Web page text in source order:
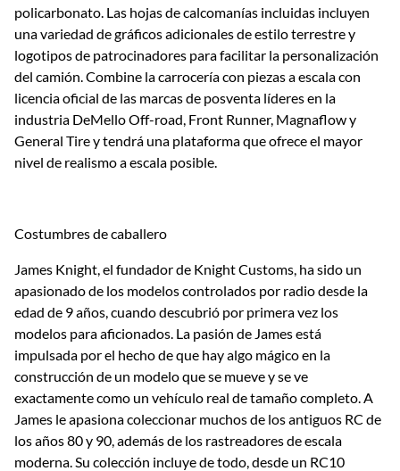
policarbonato. Las hojas de calcomanías incluidas incluyen
una variedad de gráficos adicionales de estilo terrestre y
logotipos de patrocinadores para facilitar la personalización
del camión. Combine la carrocería con piezas a escala con
licencia oficial de las marcas de posventa líderes en la
industria DeMello Off-road, Front Runner, Magnaflow y
General Tire y tendrá una plataforma que ofrece el mayor
nivel de realismo a escala posible.
Costumbres de caballero
James Knight, el fundador de Knight Customs, ha sido un
apasionado de los modelos controlados por radio desde la
edad de 9 años, cuando descubrió por primera vez los
modelos para aficionados. La pasión de James está
impulsada por el hecho de que hay algo mágico en la
construcción de un modelo que se mueve y se ve
exactamente como un vehículo real de tamaño completo. A
James le apasiona coleccionar muchos de los antiguos RC de
los años 80 y 90, además de los rastreadores de escala
moderna. Su colección incluye de todo, desde un RC10